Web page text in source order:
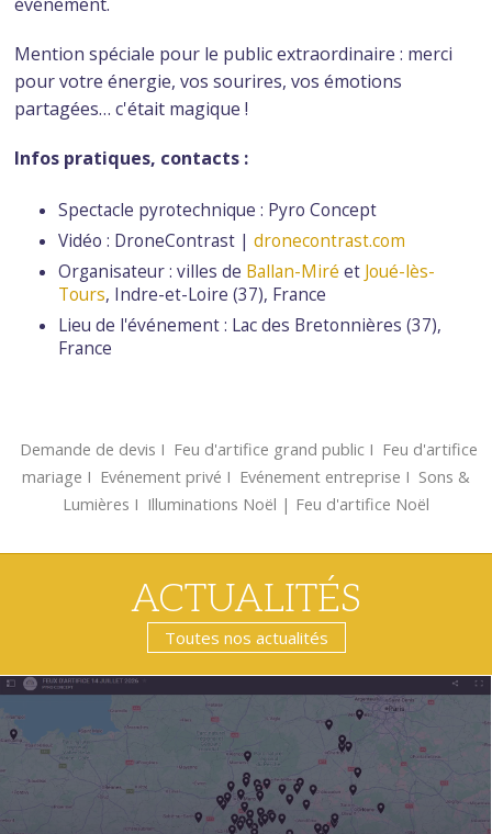
Mention spéciale pour le public extraordinaire : merci
pour votre énergie, vos sourires, vos émotions
partagées… c'était magique !
Infos pratiques, contacts :
Spectacle pyrotechnique : Pyro Concept
Vidéo : DroneContrast |dronecontrast.com
Organisateur : villes de Ballan-Miré et Joué-lès-
Tours, Indre-et-Loire (37), France
Lieu de l'événement : Lac des Bretonnières (37),
France
Demande de devis Ι Feu d'artifice grand publicΙ Feu d'artifice
mariage Ι Evénement privé Ι Evénement entreprise Ι Sons &
Lumières Ι Illuminations Noël | Feu d'artifice Noël
ACTUALITÉS
Toutes nos actualités